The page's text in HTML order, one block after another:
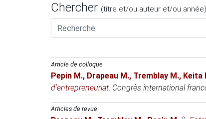
Chercher (titre et/ou auteur et/ou année)
Article de colloque
Pepin M., Drapeau M., Tremblay M., Keita
d’entrepreneuriat. Congrès international
Articles de revue